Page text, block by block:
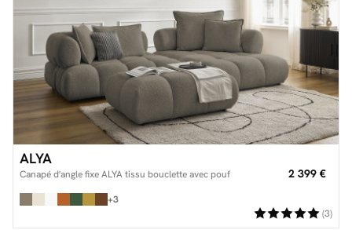
ALYA
Canapé d'angle fixe ALYA tissu bouclette avec pouf 2 399 €
+3
(3)